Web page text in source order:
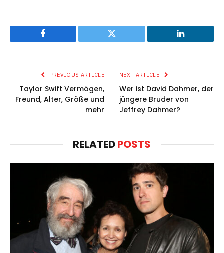
Facebook Twitter LinkedIn
PREVIOUS ARTICLE
Taylor Swift Vermögen,
Freund, Alter, Größe und
mehr
NEXT ARTICLE
Wer ist David Dahmer, der
jüngere Bruder von
Jeffrey Dahmer?
RELATEDPOSTS